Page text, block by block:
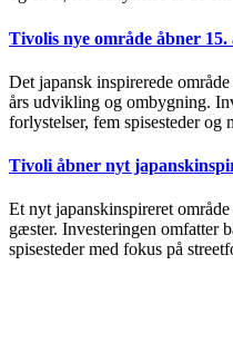
Tivolis nye område åbner
Det japansk inspirerede
års udvikling og ombygning.
forlystelser, fem spisesteder og
Tivoli åbner nyt
Et nyt japanskinspireret
gæster. Investeringen omfatter
spisesteder med fokus på